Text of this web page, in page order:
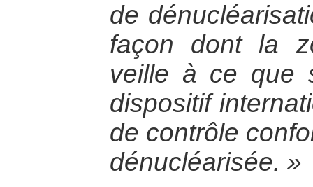
de
façon dont la
veille à ce que
dispositif
de contrôle
dénucléarisée. »